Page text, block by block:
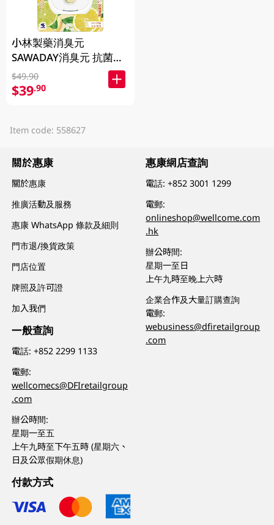
小林製藥消臭元
SAWADAY消臭元 抗菌
+浴廁芳香劑 -柑橘草本
5.8ML
$49.90
$39.90
Item code: 558627
關於惠康
關於惠康
推廣活動及服務
惠康 WhatsApp 條款及細則
門市退/換貨政策
門店位置
牌照及許可證
加入我們
一般查詢
電話:+852 2299 1133
電郵:
wellcomecs@DFIretailgroup
.com
辦公時間:
星期一至五
上午九時至下午五時 (星期六、
日及公眾假期休息)
惠康網店查詢
電話:+852 3001 1299
電郵:
onlineshop@wellcome.com
.hk
辦公時間:
星期一至日
上午九時至晚上六時
企業合作及大量訂購查詢
電郵:
webusiness@dfiretailgroup
.com
付款方式